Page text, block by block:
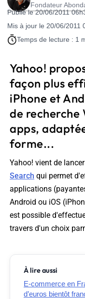
Fondateur
Publié le 20/06/2011
Mis à jour le 20/06/2011
Temps de lecture : 1
Yahoo!
façon plus
iPhone et
de recherche
apps,
forme...
Yahoo! vient de
Search qui permet
applications
Android ou iOS
est possible
travers d'un choix
À lire aussi
E-commerce en
d’euros bientôt